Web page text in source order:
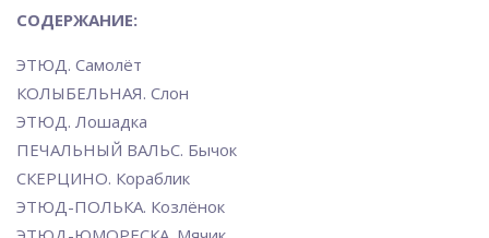
СОДЕРЖАНИЕ:
ЭТЮД. Самолёт
КОЛЫБЕЛЬНАЯ. Слон
ЭТЮД. Лошадка
ПЕЧАЛЬНЫЙ ВАЛЬС. Бычок
СКЕРЦИНО. Кораблик
ЭТЮД-ПОЛЬКА. Козлёнок